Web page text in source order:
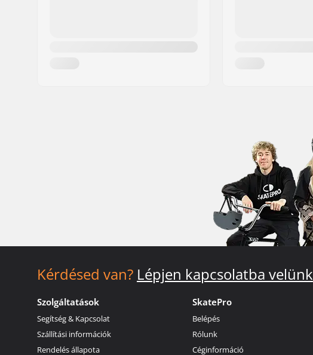
Kérdésed van? Lépjen kapcsolatba velünk
Szolgáltatások
Segítség & Kapcsolat
Szállítási információk
Rendelés állapota
SkatePro
Belépés
Rólunk
Céginformáció